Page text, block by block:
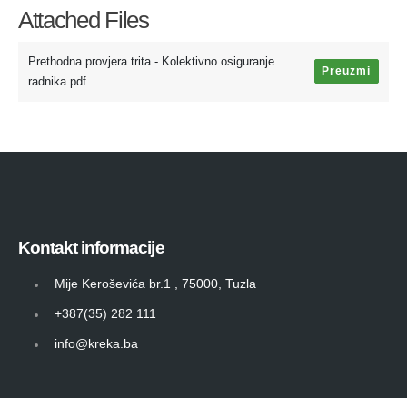
Attached Files
Prethodna provjera trita - Kolektivno osiguranje
radnika.pdf
Preuzmi
Kontakt informacije
Mije Keroševića br.1 , 75000, Tuzla
+387(35) 282 111
info@kreka.ba